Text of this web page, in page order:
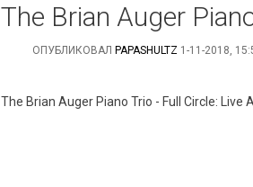
The Brian Auger
ОПУБЛИКОВАЛ PAPASHULTZ 1-11-2018,
The Brian Auger Piano Trio - Full Circle: Live